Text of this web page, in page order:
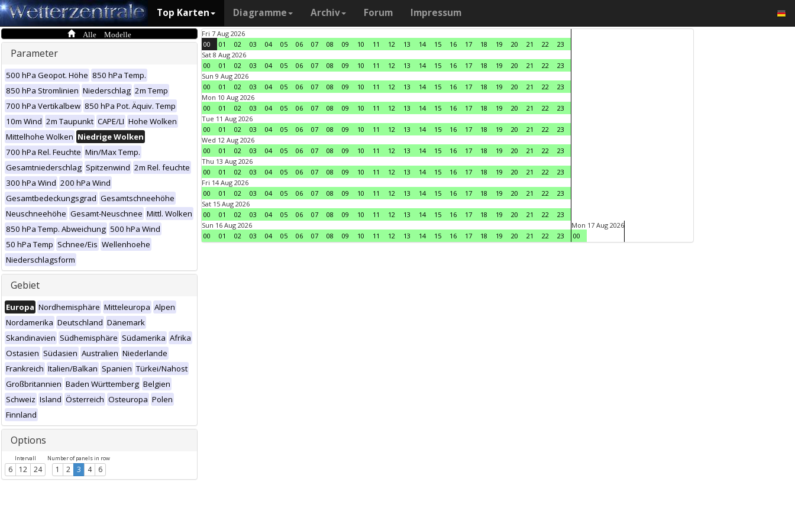
Top Karten Diagramme Archiv Forum Impressum
Alle Modelle
Parameter
500 hPa Geopot. Höhe 850 hPa Temp.
850 hPa Stromlinien Niederschlag 2m Temp
700 hPa Vertikalbew 850 hPa Pot. Äquiv. Temp
10m Wind 2m Taupunkt CAPE/LI Hohe Wolken
Mittelhohe Wolken Niedrige Wolken
700 hPa Rel. Feuchte Min/Max Temp.
Gesamtniederschlag Spitzenwind 2m Rel. feuchte
300 hPa Wind 200 hPa Wind
Gesamtbedeckungsgrad Gesamtschneehöhe
Neuschneehöhe Gesamt-Neuschnee Mittl. Wolken
850 hPa Temp. Abweichung 500 hPa Wind
50 hPa Temp Schnee/Eis Wellenhoehe
Niederschlagsform
Gebiet
Europa Nordhemisphäre Mitteleuropa Alpen
Nordamerika Deutschland Dänemark
Skandinavien Südhemisphäre Südamerika Afrika
Ostasien Südasien Australien Niederlande
Frankreich Italien/Balkan Spanien Türkei/Nahost
Großbritannien Baden Württemberg Belgien
Schweiz Island Österreich Osteuropa Polen
Finnland
Options
Intervall
6 12 24
Number of panels in row
1 2 3 4 6
Fri 7 Aug 2026
00
01 02 03 04 05 06 07 08 09 10 11 12 13 14 15 16 17 18 19 20 21 22
23
Sat 8 Aug 2026
00
01 02 03 04 05 06 07 08 09 10 11 12 13 14 15 16 17 18 19 20 21 22
23
Sun 9 Aug 2026
00
01 02 03 04 05 06 07 08 09 10 11 12 13 14 15 16 17 18 19 20 21 22
23
Mon 10 Aug 2026
00
01 02 03 04 05 06 07 08 09 10 11 12 13 14 15 16 17 18 19 20 21 22
23
Tue 11 Aug 2026
00
01 02 03 04 05 06 07 08 09 10 11 12 13 14 15 16 17 18 19 20 21 22
23
Wed 12 Aug 2026
00
01 02 03 04 05 06 07 08 09 10 11 12 13 14 15 16 17 18 19 20 21 22
23
Thu 13 Aug 2026
00
01 02 03 04 05 06 07 08 09 10 11 12 13 14 15 16 17 18 19 20 21 22
23
Fri 14 Aug 2026
00
01 02 03 04 05 06 07 08 09 10 11 12 13 14 15 16 17 18 19 20 21 22
23
Sat 15 Aug 2026
00
01 02 03 04 05 06 07 08 09 10 11 12 13 14 15 16 17 18 19 20 21 22
23
Sun 16 Aug 2026
00
01 02 03 04 05 06 07 08 09 10 11 12 13 14 15 16 17 18 19 20 21 22 23
Mon 17 Aug 2026
00